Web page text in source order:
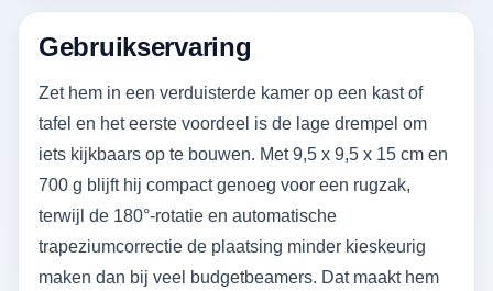
Gebruikservaring
Zet hem in een verduisterde kamer op een kast of
tafel en het eerste voordeel is de lage drempel om
iets kijkbaars op te bouwen. Met 9,5 x 9,5 x 15 cm en
700 g blijft hij compact genoeg voor een rugzak,
terwijl de 180°-rotatie en automatische
trapeziumcorrectie de plaatsing minder kieskeurig
maken dan bij veel budgetbeamers. Dat maakt hem